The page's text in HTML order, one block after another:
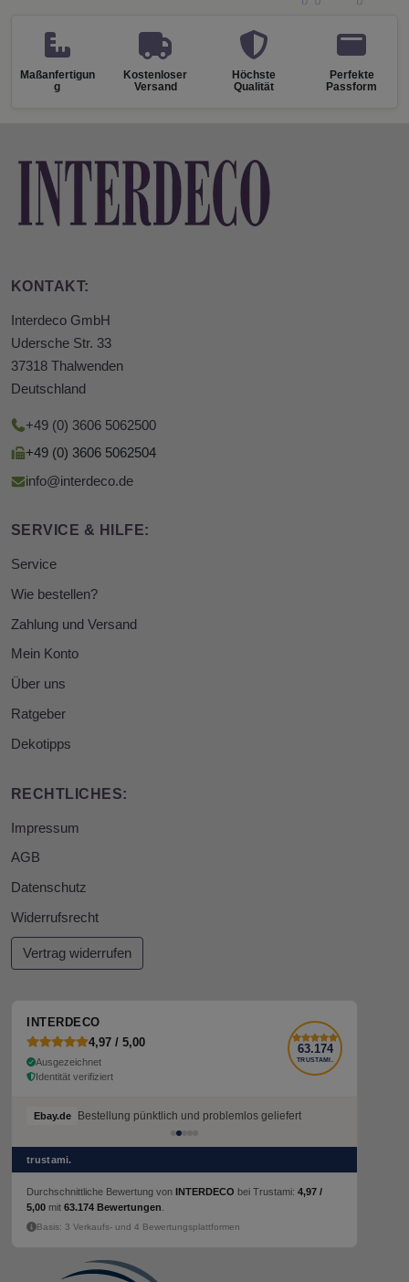
Maßanfertigun
g
Kostenloser
Versand
Höchste
Qualität
Perfekte
Passform
KONTAKT:
Interdeco GmbH
Udersche Str. 33
37318 Thalwenden
Deutschland
+49 (0) 3606 5062500
+49 (0) 3606 5062504
info@interdeco.de
SERVICE & HILFE:
Service
Wie bestellen?
Zahlung und Versand
Mein Konto
Über uns
Ratgeber
Dekotipps
RECHTLICHES:
Impressum
AGB
Datenschutz
Widerrufsrecht
Vertrag widerrufen
INTERDECO
4,97 / 5,00
Ausgezeichnet
Identität verifiziert
63.174
TRUSTAMI.
Ebay.de Bestellung pünktlich und problemlos geliefert
trustami.
Durchschnittliche Bewertung von INTERDECO bei Trustami: 4,97 /
5,00 mit 63.174 Bewertungen
Basis: 3 Verkaufs- und 4 Bewertungsplattformen